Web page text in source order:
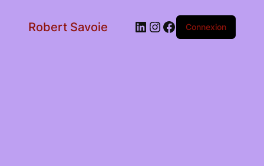
Robert Savoie LinkedIn
Instagram
Facebook
Connexion